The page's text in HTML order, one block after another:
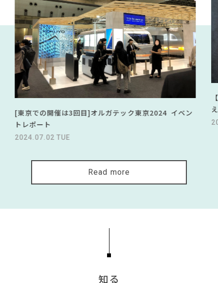
[東京での開催は3回目]オルガテック東京2024 イベン
トレポート
2024.07.02 TUE
Read more
知る